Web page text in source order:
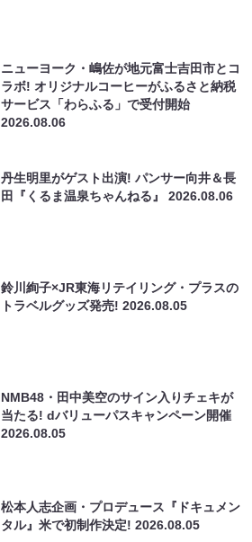
ニューヨーク・嶋佐が地元富士吉田市とコ
ラボ! オリジナルコーヒーがふるさと納税
サービス「わらふる」で受付開始
2026.08.06
丹生明里がゲスト出演! パンサー向井＆長
田『くるま温泉ちゃんねる』2026.08.06
鈴川絢子×JR東海リテイリング・プラスの
トラベルグッズ発売!2026.08.05
NMB48・田中美空のサイン入りチェキが
当たる! dバリューパスキャンペーン開催
2026.08.05
松本人志企画・プロデュース『ドキュメン
タル』米で初制作決定!2026.08.05